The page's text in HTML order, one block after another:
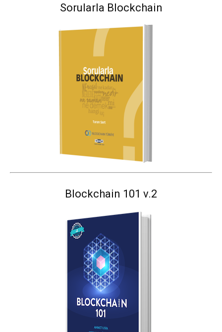
Sorularla Blockchain
Blockchain 101 v.2